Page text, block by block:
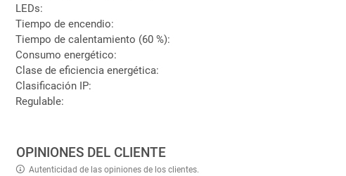
LEDs:
Tiempo de encendio:
Tiempo de calentamiento (60 %):
Consumo energético:
Clase de eficiencia energética:
Clasificación IP:
Regulable:
OPINIONES DEL CLIENTE
Autenticidad de las opiniones de los clientes.